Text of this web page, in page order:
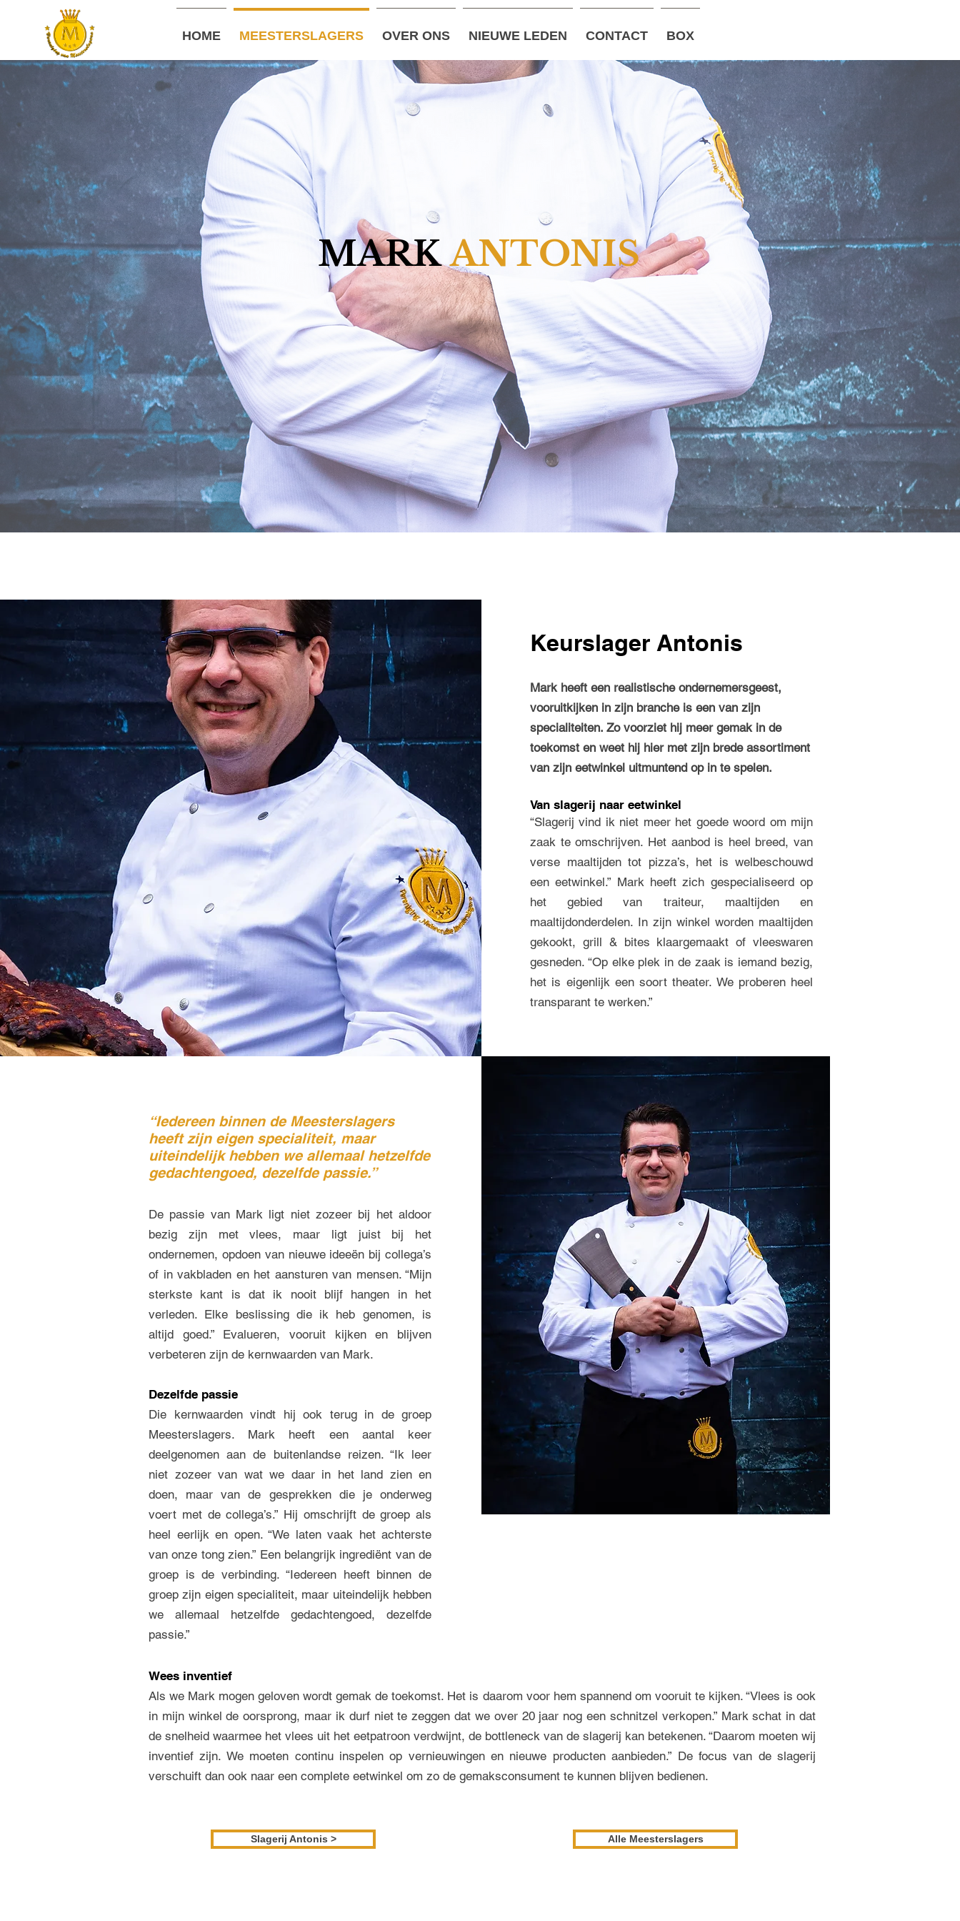
HOME MEESTERSLAGERS OVER ONS NIEUWE LEDEN CONTACT BOX
MARKANTONIS
Keurslager Antonis
Mark heeft een realistische ondernemersgeest,
vooruitkijken in zijn branche is een van zijn
specialiteiten. Zo voorziet hij meer gemak in de
toekomst en weet hij hier met zijn brede assortiment
van zijn eetwinkel uitmuntend op in te spelen.
Van slagerij naar eetwinkel
“Slagerij vind ik niet meer het goede woord om mijn
zaak te omschrijven. Het aanbod is heel breed, van
verse maaltijden tot pizza’s, het is welbeschouwd
een eetwinkel.” Mark heeft zich gespecialiseerd op
het gebied van traiteur, maaltijden en
maaltijdonderdelen. In zijn winkel worden maaltijden
gekookt, grill & bites klaargemaakt of vleeswaren
gesneden. “Op elke plek in de zaak is iemand bezig,
het is eigenlijk een soort theater. We proberen heel
transparant te werken.”
“Iedereen binnen de Meesterslagers
heeft zijn eigen specialiteit, maar
uiteindelijk hebben we allemaal hetzelfde
gedachtengoed, dezelfde passie.”
De passie van Mark ligt niet zozeer bij het aldoor
bezig zijn met vlees, maar ligt juist bij het
ondernemen, opdoen van nieuwe ideeën bij collega’s
of in vakbladen en het aansturen van mensen. “Mijn
sterkste kant is dat ik nooit blijf hangen in het
verleden. Elke beslissing die ik heb genomen, is
altijd goed.” Evalueren, vooruit kijken en blijven
verbeteren zijn de kernwaarden van Mark.
Dezelfde passie
Die kernwaarden vindt hij ook terug in de groep
Meesterslagers. Mark heeft een aantal keer
deelgenomen aan de buitenlandse reizen. “Ik leer
niet zozeer van wat we daar in het land zien en
doen, maar van de gesprekken die je onderweg
voert met de collega’s.” Hij omschrijft de groep als
heel eerlijk en open. “We laten vaak het achterste
van onze tong zien.” Een belangrijk ingrediënt van de
groep is de verbinding. “Iedereen heeft binnen de
groep zijn eigen specialiteit, maar uiteindelijk hebben
we allemaal hetzelfde gedachtengoed, dezelfde
passie.”
Wees inventief
Als we Mark mogen geloven wordt gemak de toekomst. Het is daarom voor hem spannend om vooruit te kijken. “Vlees is ook
in mijn winkel de oorsprong, maar ik durf niet te zeggen dat we over 20 jaar nog een schnitzel verkopen.” Mark schat in dat
de snelheid waarmee het vlees uit het eetpatroon verdwijnt, de bottleneck van de slagerij kan betekenen. “Daarom moeten wij
inventief zijn. We moeten continu inspelen op vernieuwingen en nieuwe producten aanbieden.” De focus van de slagerij
verschuift dan ook naar een complete eetwinkel om zo de gemaksconsument te kunnen blijven bedienen.
Slagerij Antonis > Alle Meesterslagers